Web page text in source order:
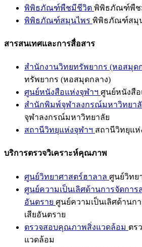
พิพิธภัณฑ์พืชมีชีวิต พิพิธภัณฑ์พืช
พิพิธภัณฑ์สมุนไพร พิพิธภัณฑ์สมุ
สารสนเทศและการสื่อสาร
สำนักงานวิทยทรัพยากร (หอสมุด
ทรัพยากร (หอสมุดกลาง)
ศูนย์หนังสือแห่งจุฬาฯ ศูนย์หนังสือ
สำนักพิมพ์จุฬาลงกรณ์มหาวิทยา
จุฬาลงกรณ์มหาวิทยาลัย
สถานีวิทยุแห่งจุฬาฯ สถานีวิทยุแห่
บริการตรวจวิเคราะห์คุณภาพ
ศูนย์วิทยาศาสตร์ฮาลาล ศูนย์วิทย
ศูนย์ความเป็นเลิศด้านการจัดการ
อันตราย ศูนย์ความเป็นเลิศด้านก
เสียอันตราย
ตรวจสอบคุณภาพสิ่งแวดล้อม ตร
แวดล้อม